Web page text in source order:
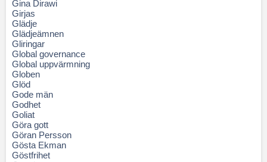
Gina Dirawi
Girjas
Glädje
Glädjeämnen
Gliringar
Global governance
Global uppvärmning
Globen
Glöd
Gode män
Godhet
Goliat
Göra gott
Göran Persson
Gösta Ekman
Göstfrihet